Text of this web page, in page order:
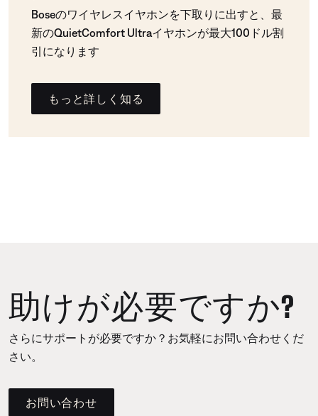
Boseのワイヤレスイヤホンを下取りに出すと、最
新のQuietComfort Ultraイヤホンが最大100ドル割
引になります
もっと詳しく知る
助けが必要ですか?
さらにサポートが必要ですか？お気軽にお問い合わせくだ
さい。
お問い合わせ